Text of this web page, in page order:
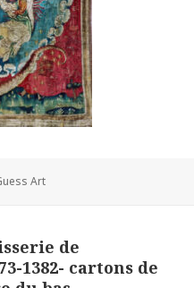
Art
de
1382- cartons de